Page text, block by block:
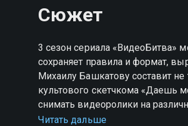
Сюжет
3 сезон сериала «ВидеоБитва»
сохраняет правила и формат,
Михаилу Башкатову составит
культового скетчкома «Даешь
снимать видеоролики на
победители прошлых лет вроде
Читать дальше